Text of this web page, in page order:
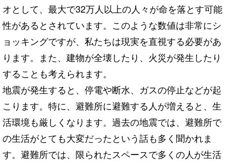
オとして、最大で32万人以上の人々が命を落とす可能
性があるとされています。このような数値は非常にシ
ョッキングですが、私たちは現実を直視する必要があ
ります。また、建物が全壊したり、火災が発生したり
することも考えられます。
地震が発生すると、停電や断水、ガスの停止などが起
こります。特に、避難所に避難する人が増えると、生
活環境も厳しくなります。過去の地震では、避難所で
の生活がとても大変だったという話も多く聞かれま
す。避難所では、限られたスペースで多くの人が生活